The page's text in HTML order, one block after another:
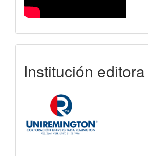
Institución editora